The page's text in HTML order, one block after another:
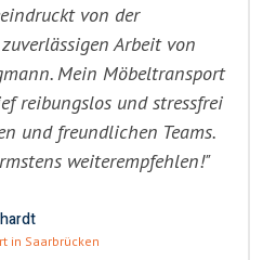
von der
Arbeit von
Mein Möbeltransport
reibungslos und stressfrei
und freundlichen Teams.
weiterempfehlen!"
in Saarbrücken